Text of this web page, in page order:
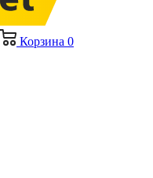
Корзина 0